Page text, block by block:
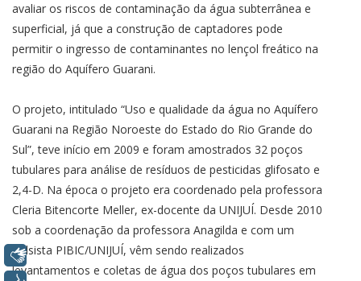
avaliar os riscos de contaminação da água subterrânea e
superficial, já que a construção de captadores pode
permitir o ingresso de contaminantes no lençol freático na
região do Aquífero Guarani.
O projeto, intitulado “Uso e qualidade da água no Aquífero
Guarani na Região Noroeste do Estado do Rio Grande do
Sul”, teve início em 2009 e foram amostrados 32 poços
tubulares para análise de resíduos de pesticidas glifosato e
2,4-D. Na época o projeto era coordenado pela professora
Cleria Bitencorte Meller, ex-docente da UNIJUÍ. Desde 2010
sob a coordenação da professora Anagilda e com um
bolsista PIBIC/UNIJUÍ, vêm sendo realizados
levantamentos e coletas de água dos poços tubulares em
Libras